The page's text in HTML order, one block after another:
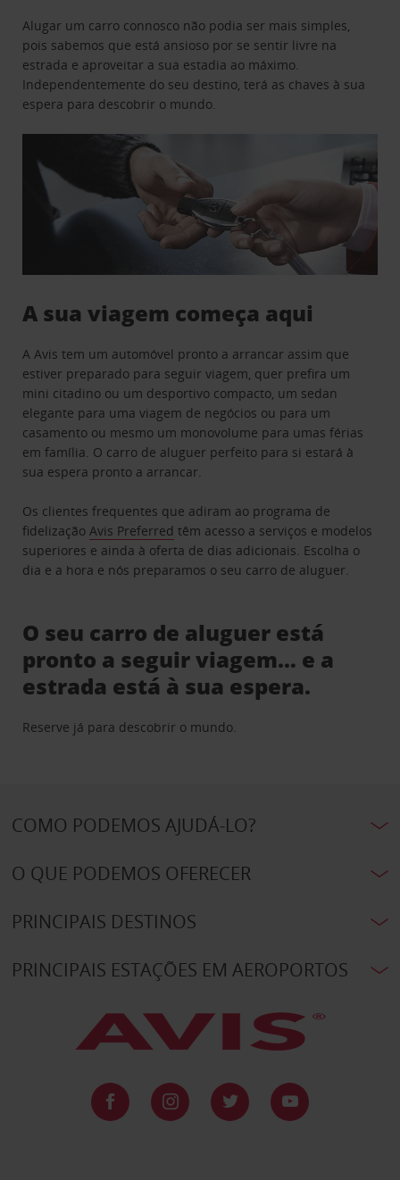
Alugar um carro connosco não podia ser mais simples,
pois sabemos que está ansioso por se sentir livre na
estrada e aproveitar a sua estadia ao máximo.
Independentemente do seu destino, terá as chaves à sua
espera para descobrir o mundo.
A sua viagem começa aqui
A Avis tem um automóvel pronto a arrancar assim que
estiver preparado para seguir viagem, quer prefira um
mini citadino ou um desportivo compacto, um sedan
elegante para uma viagem de negócios ou para um
casamento ou mesmo um monovolume para umas férias
em família. O carro de aluguer perfeito para si estará à
sua espera pronto a arrancar.
Os clientes frequentes que adiram ao programa de
fidelizaçãoAvis Preferred têm acesso a serviços e modelos
superiores e ainda à oferta de dias adicionais. Escolha o
dia e a hora e nós preparamos o seu carro de aluguer.
O seu carro de aluguer está
pronto a seguir viagem… e a
estrada está à sua espera.
Reserve já para descobrir o mundo.
COMO PODEMOS AJUDÁ-LO?
O QUE PODEMOS OFERECER
PRINCIPAIS DESTINOS
PRINCIPAIS ESTAÇÕES EM AEROPORTOS